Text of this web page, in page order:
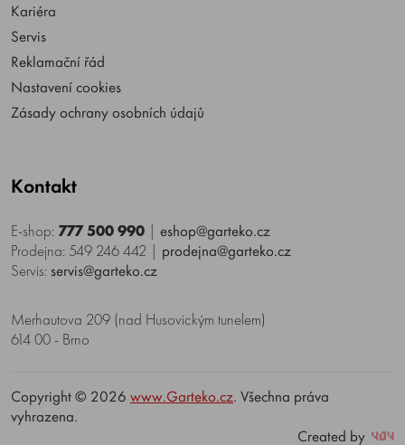
Kariéra
Servis
Reklamační řád
Nastavení cookies
Zásady ochrany osobních údajů
Kontakt
E-shop: 777 500 990 | eshop@garteko.cz
Prodejna: 549 246 442 | prodejna@garteko.cz
Servis: servis@garteko.cz
Merhautova 209 (nad Husovickým tunelem)
614 00 - Brno
Copyright © 2026 www.Garteko.cz. Všechna práva
vyhrazena.
Created by